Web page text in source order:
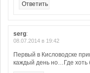
Ответить
serg:
08.07.2014 в 19:42
Первый в Кисловодске
каждый день но…Где хоть